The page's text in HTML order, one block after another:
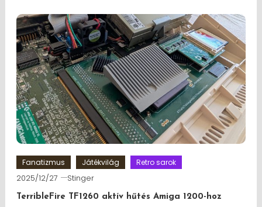
Fanatizmus Játékvilág Retro sarok
2025/12/27 Stinger
TerribleFire TF1260 aktív hűtés Amiga 1200-hoz